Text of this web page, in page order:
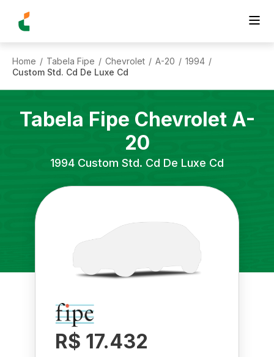
Home / Tabela Fipe / Chevrolet / A-20 / 1994 /
Custom Std. Cd De Luxe Cd
Tabela Fipe Chevrolet A-
20
1994 Custom Std. Cd De Luxe Cd
R$ 17.432